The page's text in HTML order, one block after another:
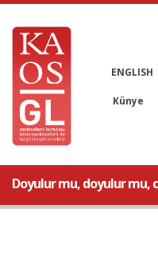
ENGLISH
Künye
Doyulur mu, doyulur mu,